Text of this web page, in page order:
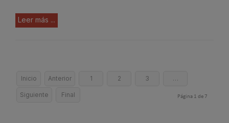
Leer más ...
Inicio Anterior 1 2 3 …
Siguiente Final Página 1 de 7